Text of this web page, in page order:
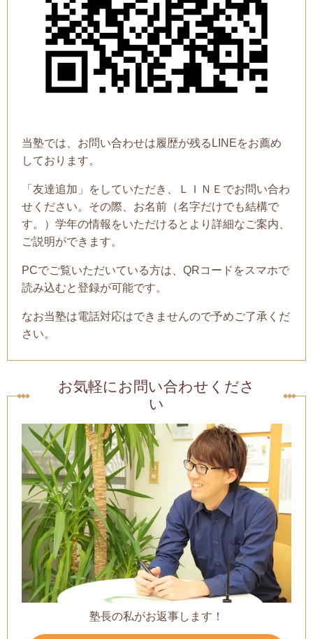
当塾では、お問い合わせは履歴が残るLINEをお薦め
しております。
「友達追加」をしていただき、ＬＩＮＥでお問い合わ
せください。その際、お名前（名字だけでも結構で
す。）学年の情報をいただけるとより詳細なご案内、
ご説明ができます。
PCでご覧いただいている方は、QRコードをスマホで
読み込むと登録が可能です。
なお当塾は電話対応はできませんので予めご了承くだ
さい。
お気軽にお問い合わせくださ
い
塾長の私がお返事します！